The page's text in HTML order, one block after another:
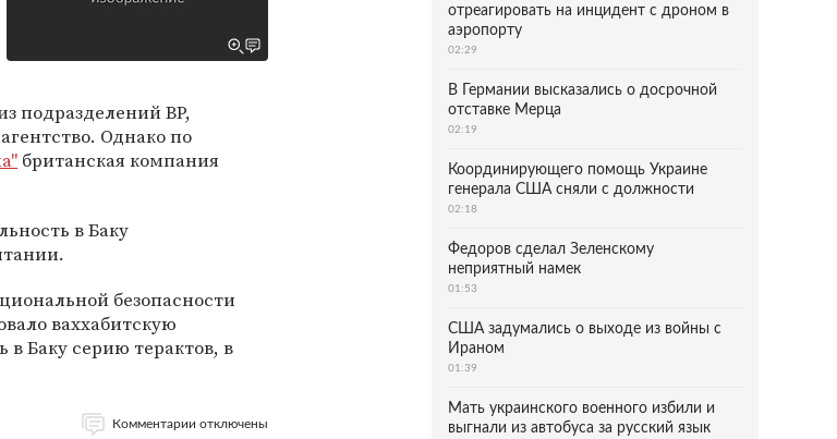
подразделений BP,
Однако по
британская компания
в Баку
безопасности
ваххабитскую
в Баку серию терактов, в
Комментарии отключены
отреагировать на инцидент с дроном в
аэропорту
02:29
В Германии высказались о досрочной
отставке Мерца
02:19
Координирующего помощь Украине
генерала США сняли с должности
02:18
Федоров сделал Зеленскому
неприятный намек
01:53
США задумались о выходе из войны с
Ираном
01:39
Мать украинского военного избили и
выгнали из автобуса за русский язык